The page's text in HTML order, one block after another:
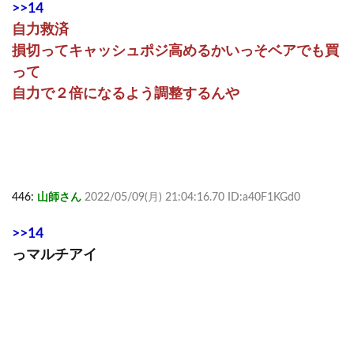
>>14
自力救済
損切ってキャッシュポジ高めるかいっそベアでも買
って
自力で２倍になるよう調整するんや
446: 山師さん 2022/05/09(月) 21:04:16.70 ID:a40F1KGd0
>>14
っマルチアイ